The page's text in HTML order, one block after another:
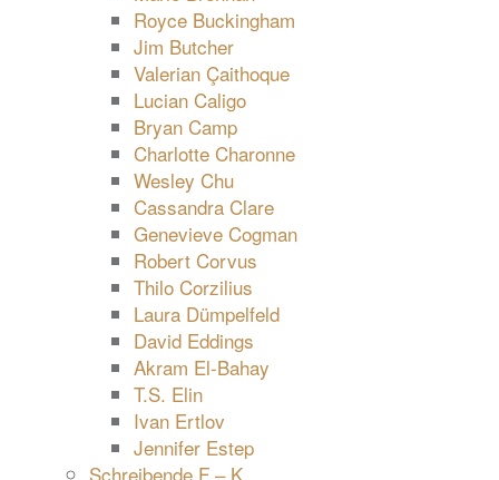
Royce Buckingham
Jim Butcher
Valerian Çaithoque
Lucian Caligo
Bryan Camp
Charlotte Charonne
Wesley Chu
Cassandra Clare
Genevieve Cogman
Robert Corvus
Thilo Corzilius
Laura Dümpelfeld
David Eddings
Akram El-Bahay
T.S. Elin
Ivan Ertlov
Jennifer Estep
Schreibende F – K